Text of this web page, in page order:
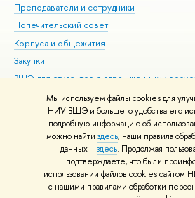
Мы используем файлы cookies для
НИУ ВШЭ и большего удобства его
подробную информацию об
можно найти здесь, наши правила
данных –здесь. Продолжая
подтверждаете, что были
использовании файлов cookies
с нашими правилами обработки
Преподаватели и сотрудники
Попечительский совет
Корпуса и общежития
Закупки
ВШЭ для студентов с ограниченными
здоровья и инвалидностью
Версия для слабовидящих
Единая платежная страница
© НИУ ВШЭ 1993–2026 Адреса и контакты
материалов Политика конфиденциальности